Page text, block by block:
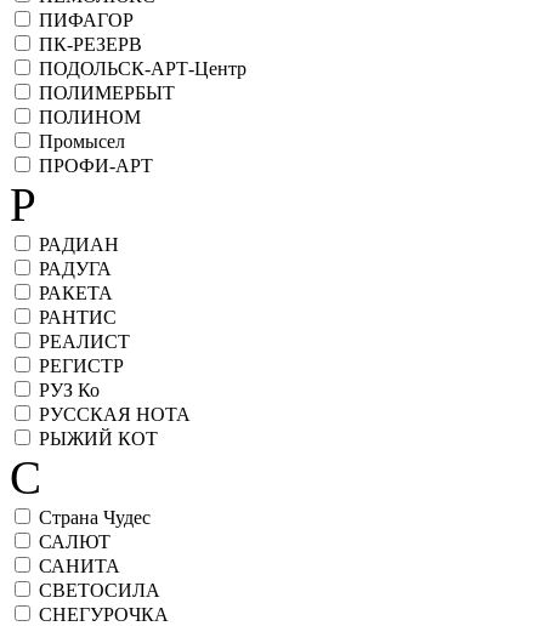
ПИФАГОР
ПК-РЕЗЕРВ
ПОДОЛЬСК-АРТ-Центр
ПОЛИМЕРБЫТ
ПОЛИНОМ
Промысел
ПРОФИ-АРТ
Р
РАДИАН
РАДУГА
РАКЕТА
РАНТИС
РЕАЛИСТ
РЕГИСТР
РУЗ Ко
РУССКАЯ НОТА
РЫЖИЙ КОТ
С
Страна Чудес
САЛЮТ
САНИТА
СВЕТОСИЛА
СНЕГУРОЧКА